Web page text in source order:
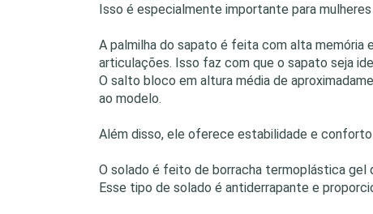
Isso é especialmente importante para
A palmilha do sapato é feita com alta memória
articulações. Isso faz com que o sapato seja
O salto bloco em altura média de
ao modelo.
Além disso, ele oferece estabilidade e conforto
O solado é feito de borracha termoplástica gel
Esse tipo de solado é antiderrapante e